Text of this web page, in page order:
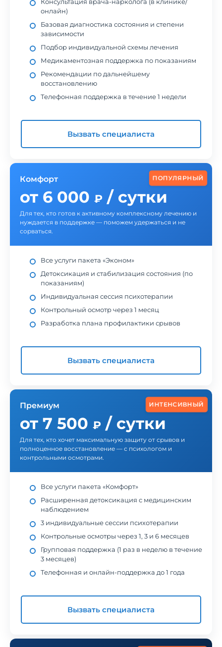
онлайн)
Базовая диагностика состояния и степени
зависимости
Подбор индивидуальной схемы лечения
Медикаментозная поддержка по показаниям
Рекомендации по дальнейшему
восстановлению
Телефонная поддержка в течение 1 недели
Вызвать специалиста
ПОПУЛЯРНЫЙ
Комфорт
от 6 000 ₽ / сутки
Для тех, кто готов к активному комплексному лечению и
нуждается в поддержке — поможем удержаться и не
сорваться.
Все услуги пакета «Эконом»
Детоксикация и стабилизация состояния (по
показаниям)
Индивидуальная сессия психотерапии
Контрольный осмотр через 1 месяц
Разработка плана профилактики срывов
Вызвать специалиста
ИНТЕНСИВНЫЙ
Премиум
от 7 500 ₽ / сутки
Для тех, кто хочет максимальную защиту от срывов и
полноценное восстановление — с психологом и
контрольными осмотрами.
Все услуги пакета «Комфорт»
Расширенная детоксикация с медицинским
наблюдением
3 индивидуальные сессии психотерапии
Контрольные осмотры через 1, 3 и 6 месяцев
Групповая поддержка (1 раз в неделю в течение
3 месяцев)
Телефонная и онлайн-поддержка до 1 года
Вызвать специалиста